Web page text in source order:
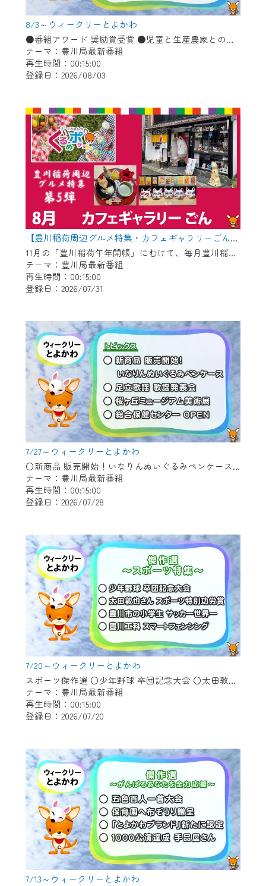
8/3～ウィークリーとよかわ
●番組アワード 奨励賞受賞 ●児童と生産農家との会食会 ●豊川コール・アカデミー ●消防・防災に関するお知らせ「熱中症予防」ほか
テーマ：豊川局最新番組
再生時間：00:15:00
登録日：2026/08/03
【豊川稲荷周辺グルメ特集・カフェギャラリーごん】Cちゃんのぐるめポケット
11月の「豊川稲荷午年開帳」にむけて、毎月豊川稲荷周辺のグルメを紹介します！ 今回は狐のグッズや縁起物を展示＆販売している古民家カフェ！自慢のお狐ぜんざいやお狐メニューが食べられます♪
テーマ：豊川局最新番組
再生時間：00:15:00
登録日：2026/07/31
7/27～ウィークリーとよかわ
〇新商品 販売開始！いなりんぬいぐるみペンケース 〇足立歌謡 歌謡発表会 〇桜ヶ丘ミュージアム美術展 〇総合保健センター OPEN
テーマ：豊川局最新番組
再生時間：00:15:00
登録日：2026/07/28
7/20～ウィークリーとよかわ
スポーツ傑作選 〇少年野球 卒団記念大会 〇太田敦也さん スポーツ特別功労賞 〇豊川市の小学生 サッカー世界一 〇豊川工科 スマートフェンシング
テーマ：豊川局最新番組
再生時間：00:15:00
登録日：2026/07/20
7/13～ウィークリーとよかわ
※マイページへのログインには、MyIDが必
要となります。
※MyIDとは、CCNet Web TVを含むCCNetの
各種サービスをご利用頂くためのIDです。
IDはお客様が使っているメールアドレス
（GmailやYahooなどのフリーメールアドレ
スでも作成可能です）
※マイページへのログイン・MyIDの新規登
録はこちらから
※CCNetアプリをご利用中の方は引き続き
ご視聴いただけます。
＜メンテナンス情報＞
CCNetWebTVのリニューアルにともないメ
ンテナンス作業を予定しています。
日時 9/24 9:30～16:30
テナンス中」になり、ご利用いただけませ
ん。
ご不便をおかけいたしますが、ご了承の程
よろしくお願いいたします。